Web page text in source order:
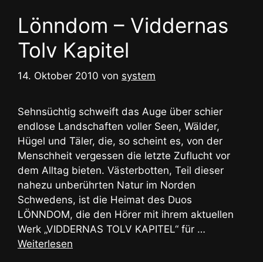
Lönndom – Viddernas
Tolv Kapitel
14. Oktober 2010 von system
Sehnsüchtig schweift das Auge über schier
endlose Landschaften voller Seen, Wälder,
Hügel und Täler, die, so scheint es, von der
Menschheit vergessen die letzte Zuflucht vor
dem Alltag bieten. Västerbotten, Teil dieser
nahezu unberührten Natur im Norden
Schwedens, ist die Heimat des Duos
LÖNNDOM, die den Hörer mit ihrem aktuellen
Werk „VIDDERNAS TOLV KAPITEL“ für …
Weiterlesen